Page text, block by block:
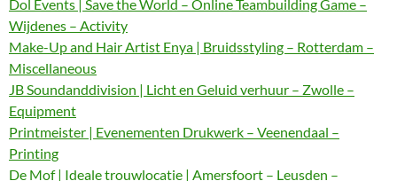
Dol Events | Save the World – Online Teambuilding Game –
Wijdenes – Activity
Make-Up and Hair Artist Enya | Bruidsstyling – Rotterdam –
Miscellaneous
JB Soundanddivision | Licht en Geluid verhuur – Zwolle –
Equipment
Printmeister | Evenementen Drukwerk – Veenendaal –
Printing
De Mof | Ideale trouwlocatie | Amersfoort – Leusden –